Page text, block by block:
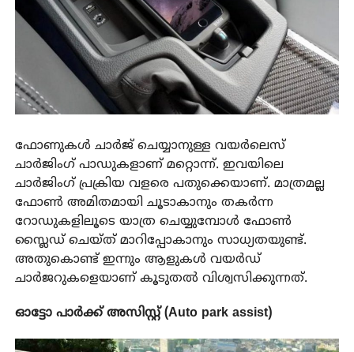
ഫോണുകൾ ചാർജ് ചെയ്യാനുള്ള വയർലെസ്
ചാർജിംഗ് പാഡുകളാണ് മറ്റൊന്ന്. ഇവയിലെ
ചാർജിംഗ് പ്രക്രിയ വളരെ പതുക്കെയാണ്. മാത്രമല്ല
ഫോൺ അമിതമായി ചൂടാകാനും തകർന്ന
റോഡുകളിലൂടെ യാത്ര ചെയ്യുമ്പോൾ ഫോൺ
സ്ലൈഡ് ചെയ്ത് മാറിപ്പോകാനും സാധ്യതയുണ്ട്.
അതുകൊണ്ട് ഇന്നും ആളുകൾ വയർഡ്
ചാർജറുകളെയാണ് കൂടുതൽ വിശ്വസിക്കുന്നത്.
ഓട്ടോ പാർക്ക് അസിസ്റ്റ് (Auto park assist)